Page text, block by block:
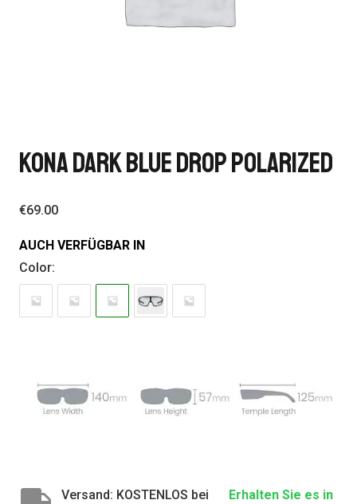
Kona Dark Blue Drop Polarized
€69.00
AUCH VERFÜGBAR IN
Color:
Versand: KOSTENLOS bei
Erhalten Sie es in